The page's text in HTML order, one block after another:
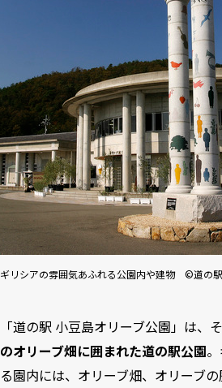
ギリシアの雰囲気あふれる公園内や建物 ©道の
「道の駅 小豆島オリーブ公園」は、
のオリーブ畑に囲まれた道の駅公園
る園内には、オリーブ畑、オリーブ